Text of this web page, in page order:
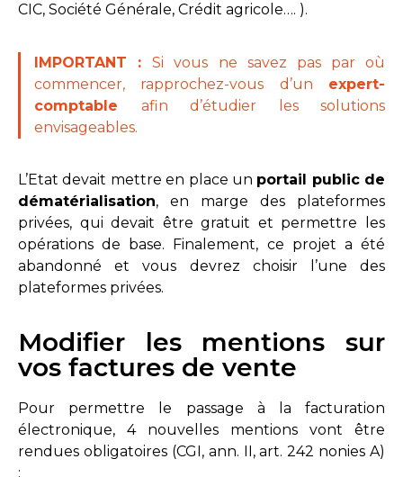
CIC, Société Générale, Crédit agricole…. ).
IMPORTANT :Si vous ne savez pas par où
commencer, rapprochez-vous d’un expert-
comptable afin d’étudier les solutions
envisageables.
L’Etat devait mettre en place un portail public de
dématérialisation, en marge des plateformes
privées, qui devait être gratuit et permettre les
opérations de base. Finalement, ce projet a été
abandonné et vous devrez choisir l’une des
plateformes privées.
Modifier les mentions sur
vos factures de vente
Pour permettre le passage à la facturation
électronique, 4 nouvelles mentions vont être
rendues obligatoires (CGI, ann. II, art. 242 nonies A)
: